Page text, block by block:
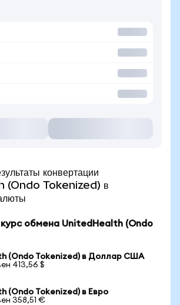
конвертации
(Ondo Tokenized) в
обмена UnitedHealth (Ondo
(Ondo Tokenized) в Доллар США
413,56 $
(Ondo Tokenized) в Евро
358,51 €